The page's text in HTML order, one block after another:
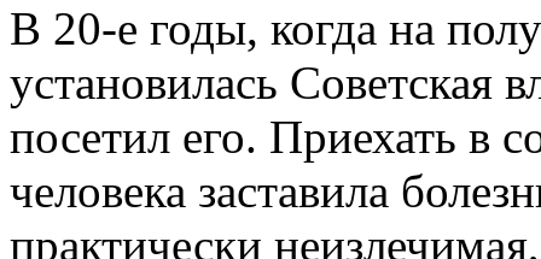
В 20-е годы, когда на
установилась Советская
посетил его. Приехать в
человека заставила
практически